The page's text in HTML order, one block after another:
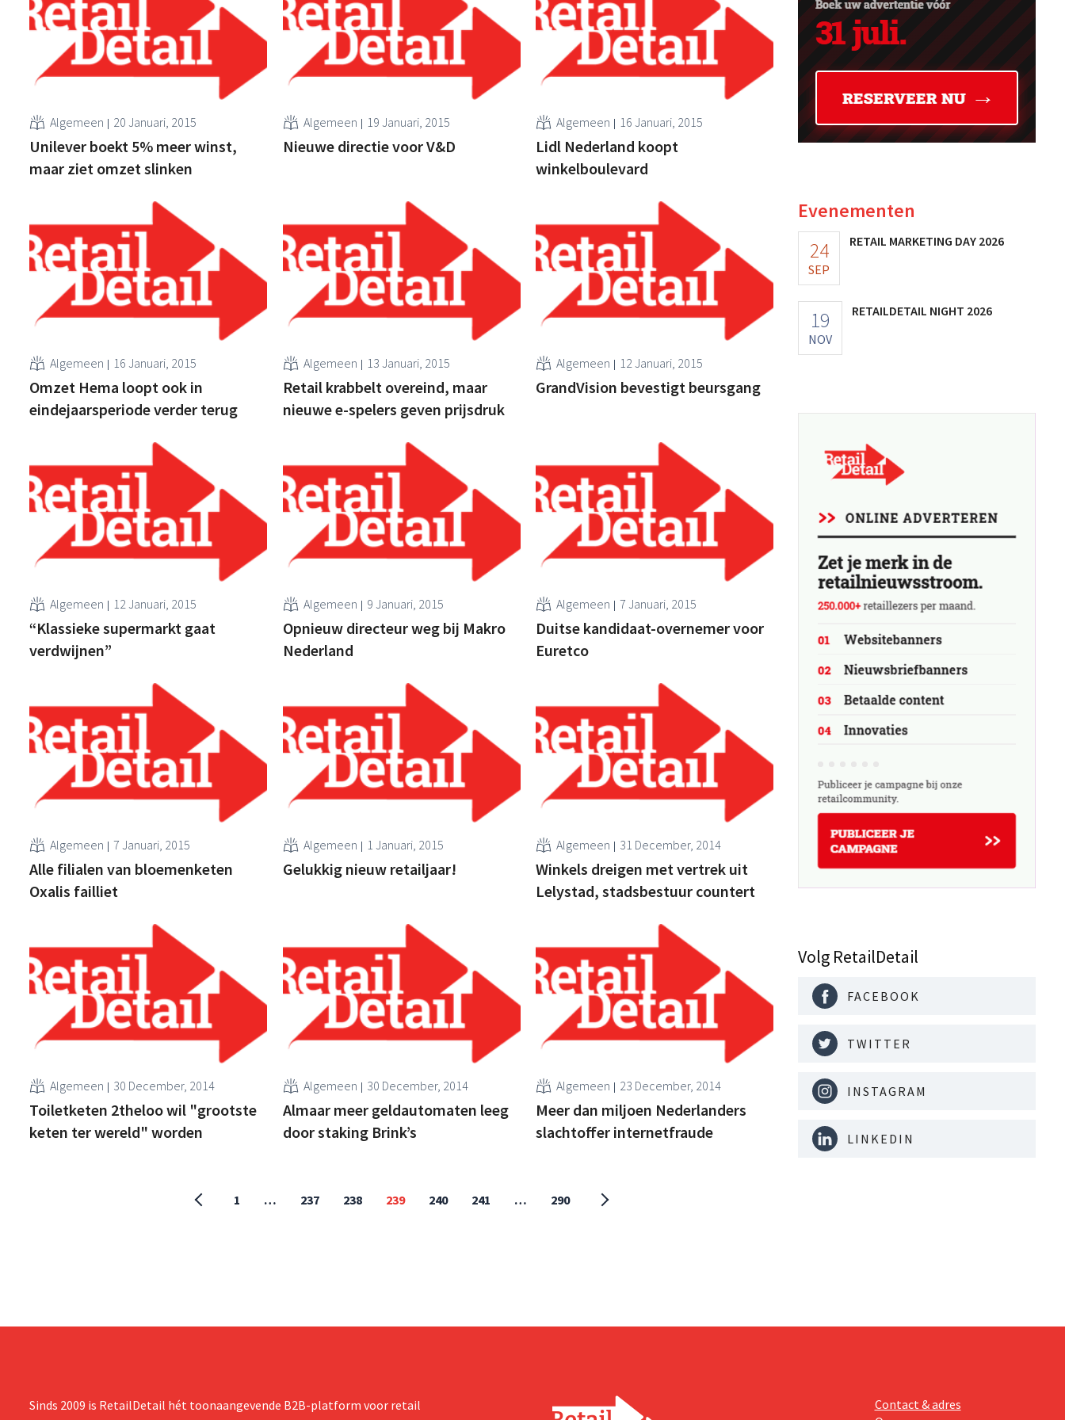
Algemeen 20 Januari, 2015
Unilever boekt 5% meer winst,
maar ziet omzet slinken
Algemeen 19 Januari, 2015
Nieuwe directie voor V&D
Algemeen 16 Januari, 2015
Lidl Nederland koopt
winkelboulevard
Algemeen 16 Januari, 2015
Omzet Hema loopt ook in
eindejaarsperiode verder terug
Algemeen 13 Januari, 2015
Retail krabbelt overeind, maar
nieuwe e-spelers geven prijsdruk
Algemeen 12 Januari, 2015
GrandVision bevestigt beursgang
Algemeen 12 Januari, 2015
“Klassieke supermarkt gaat
verdwijnen”
Algemeen 9 Januari, 2015
Opnieuw directeur weg bij Makro
Nederland
Algemeen 7 Januari, 2015
Duitse kandidaat-overnemer voor
Euretco
Algemeen 7 Januari, 2015
Alle filialen van bloemenketen
Oxalis failliet
Algemeen 1 Januari, 2015
Gelukkig nieuw retailjaar!
Algemeen 31 December, 2014
Winkels dreigen met vertrek uit
Lelystad, stadsbestuur countert
Algemeen 30 December, 2014
Toiletketen 2theloo wil "grootste
keten ter wereld" worden
Algemeen 30 December, 2014
Almaar meer geldautomaten leeg
door staking Brink’s
Algemeen 23 December, 2014
Meer dan miljoen Nederlanders
slachtoffer internetfraude
1 … 237 238 239 240 241 … 290
Evenementen
24
SEP
RETAIL MARKETING DAY 2026
19
NOV
RETAILDETAIL NIGHT 2026
Volg RetailDetail
FACEBOOK
TWITTER
INSTAGRAM
LINKEDIN
Sinds 2009 is RetailDetail hét toonaangevende B2B-platform voor retail
Contact & adres